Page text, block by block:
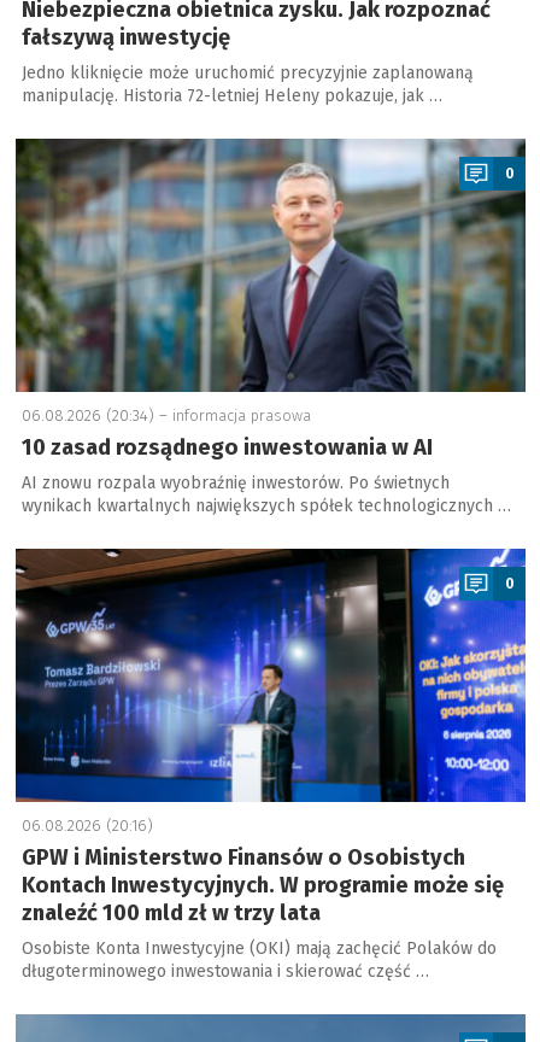
Niebezpieczna obietnica zysku. Jak rozpoznać
fałszywą inwestycję
Jedno kliknięcie może uruchomić precyzyjnie zaplanowaną
manipulację. Historia 72-letniej Heleny pokazuje, jak …
a
0
06.08.2026 (20:34) – informacja prasowa
10 zasad rozsądnego inwestowania w AI
AI znowu rozpala wyobraźnię inwestorów. Po świetnych
wynikach kwartalnych największych spółek technologicznych …
a
0
06.08.2026 (20:16)
GPW i Ministerstwo Finansów o Osobistych
Kontach Inwestycyjnych. W programie może się
znaleźć 100 mld zł w trzy lata
Osobiste Konta Inwestycyjne (OKI) mają zachęcić Polaków do
długoterminowego inwestowania i skierować część …
a